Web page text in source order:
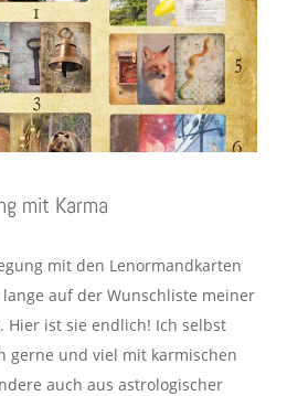
mit Karma
mit den Lenormandkarten
auf der Wunschliste meiner
Hier ist sie endlich! Ich selbst
gerne und viel mit karmischen
auch aus astrologischer